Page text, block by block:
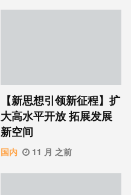
【新思想引领新征程】扩
大高水平开放 拓展发展
新空间
国内 11 月 之前